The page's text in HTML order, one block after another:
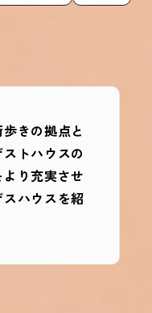
きの拠点と
トハウスの
り充実させ
ハウスを紹